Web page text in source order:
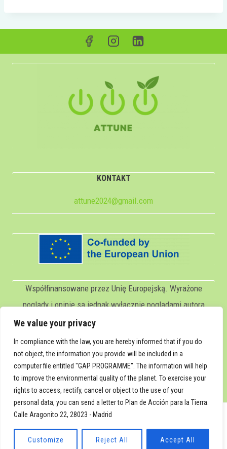
We value your privacy
In compliance with the law, you are hereby informed that if you do
not object, the information you provide will be included in a
computer file entitled "GAP PROGRAMME". The information will help
to improve the environmental quality of the planet. To exercise your
rights to access, rectify, cancel or object to the use of your
personal data, you can send a letter to Plan de Acción para la Tierra.
Calle Aragonito 22, 28023 - Madrid
Customize Reject All Accept All
KONTAKT
attune2024@gmail.com
Współfinansowane przez Unię Europejską. Wyrażone
poglądy i opinie są jednak wyłącznie poglądami autora
(autorów) i niekoniecznie odzwierciedlają poglądy Unii
Europejskiej lub Servicio Español para la
Internacionalización de la Educación (SEPIE). Ani Unia
Europejska, ani SEPIE nie ponoszą za nie
odpowiedzialności.
© 2026 Global Action Plan